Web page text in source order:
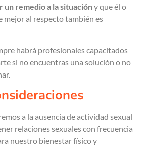
un remedio a la situacióny que él o
mejor al respecto también es
habrá profesionales capacitados
si no encuentras una solución o no
a la ausencia de actividad sexual
relaciones sexuales con frecuencia
nuestro bienestar físico y